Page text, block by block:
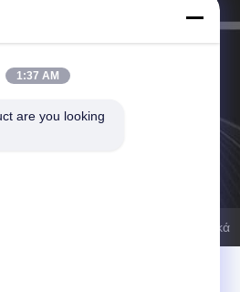
δυνατό.
. Διατηρούνται όλα τα πνευματικά
1:37 AM
are you looking